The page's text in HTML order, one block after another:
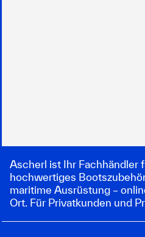
Ascherl ist Ihr Fachhändler
hochwertiges
maritime Ausrüstung –
Ort. Für Privatkunden und